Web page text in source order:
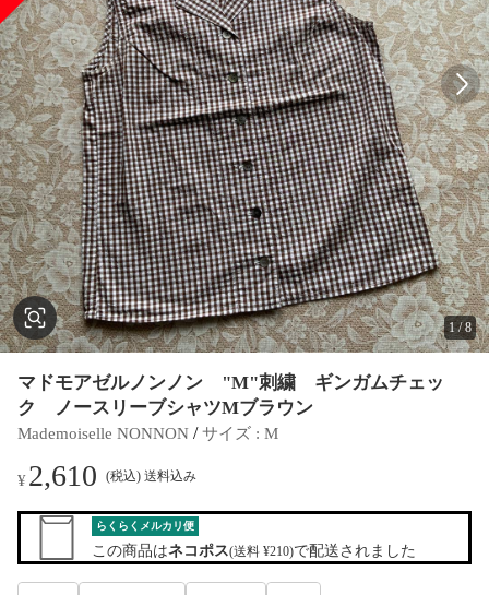
1/8
マドモアゼルノンノン "M"刺繍 ギンガムチェッ
ク ノースリーブシャツMブラウン
Mademoiselle NONNON / サイズ : M
¥2,610 (税込) 送料込み
らくらくメルカリ便
この商品はネコポス(送料 ¥210)で配送されました